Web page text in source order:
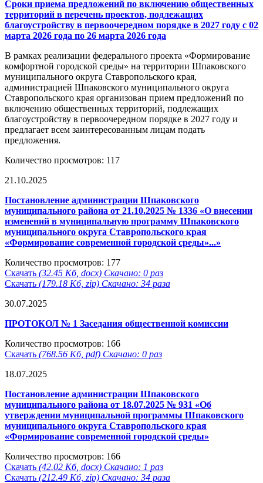
Сроки приема предложений по включению общественных
территорий в перечень проектов, подлежащих
благоустройству в первоочередном порядке в 2027 году с 02
марта 2026 года по 26 марта 2026 года
В рамках реализации федерального проекта «Формирование
комфортной городской среды» на территории Шпаковского
муниципального округа Ставропольского края,
администрацией Шпаковского муниципального округа
Ставропольского края организован прием предложений по
включению общественных территорий, подлежащих
благоустройству в первоочередном порядке в 2027 году и
предлагает всем заинтересованным лицам подать
предложения.
Количество просмотров: 117
21.10.2025
Постановление администрации Шпаковского
муниципального района от 21.10.2025 № 1336 «О внесении
изменений в муниципальную программу Шпаковского
муниципального округа Ставропольского края
«Формирование современной городской среды»...»
Количество просмотров: 177
Скачать (32.45 Кб, docx) Скачано: 0 раз
Скачать (179.18 Кб, zip) Скачано: 34 раза
30.07.2025
ПРОТОКОЛ № 1 Заседания общественной комиссии
Количество просмотров: 166
Скачать (768.56 Кб, pdf) Скачано: 0 раз
18.07.2025
Постановление администрации Шпаковского
муниципального района от 18.07.2025 № 931 «Об
утверждении муниципальной программы Шпаковского
муниципального округа Ставропольского края
«Формирование современной городской среды»
Количество просмотров: 166
Скачать (42.02 Кб, docx) Скачано: 1 раз
Скачать (212.49 Кб, zip) Скачано: 34 раза